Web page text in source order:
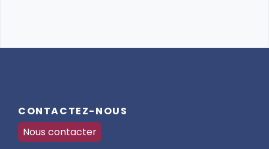
CONTACTEZ-NOUS
Nous contacter